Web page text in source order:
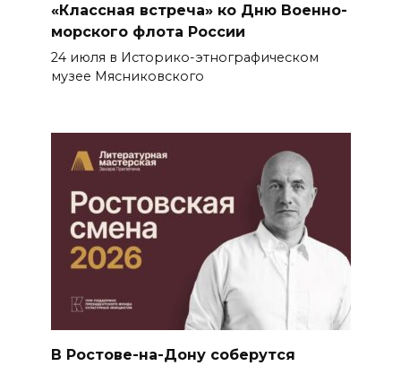
«Классная встреча» ко Дню Военно-
морского флота России
24 июля в Историко-этнографическом
музее Мясниковского
В Ростове-на-Дону соберутся